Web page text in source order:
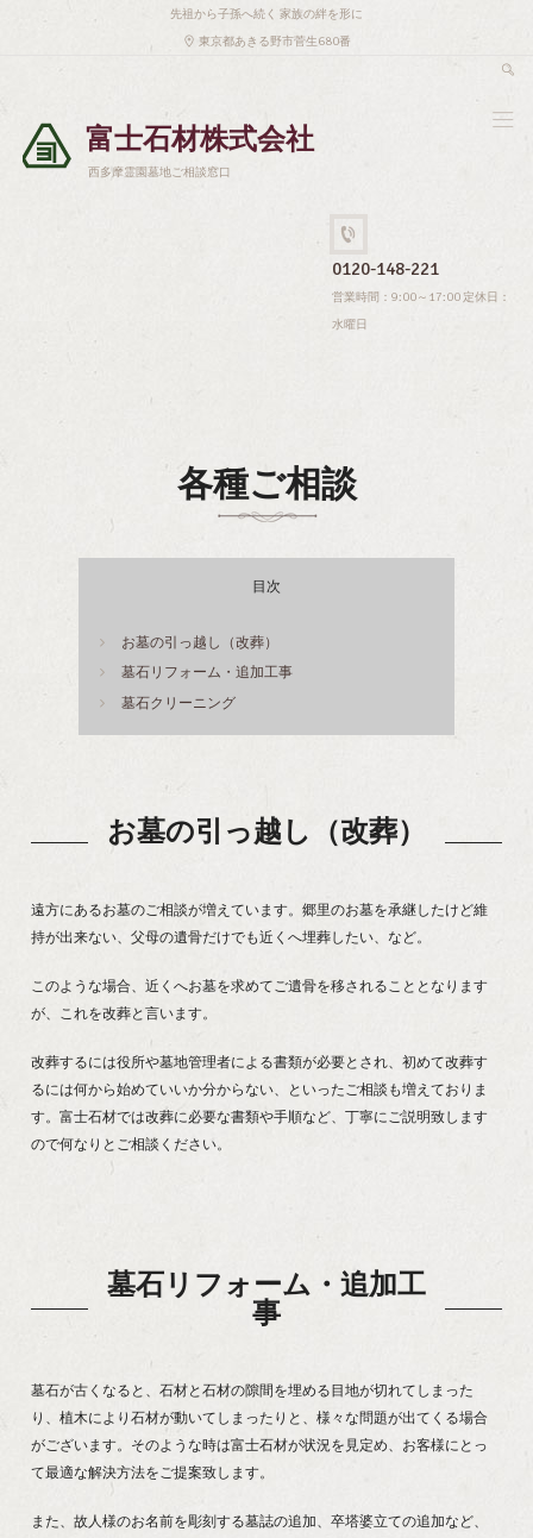
先祖から子孫へ続く 家族の絆を形に
東京都あきる野市菅生680番
富士石材株式会社
西多摩霊園墓地ご相談窓口
0120-148-221
営業時間：9:00～17:00 定休日：
水曜日
各種ご相談
目次
お墓の引っ越し（改葬）
墓石リフォーム・追加工事
墓石クリーニング
お墓の引っ越し（改葬）
遠方にあるお墓のご相談が増えています。郷里のお墓を承継したけど維
持が出来ない、父母の遺骨だけでも近くへ埋葬したい、など。
このような場合、近くへお墓を求めてご遺骨を移されることとなります
が、これを改葬と言います。
改葬するには役所や墓地管理者による書類が必要とされ、初めて改葬す
るには何から始めていいか分からない、といったご相談も増えておりま
す。富士石材では改葬に必要な書類や手順など、丁寧にご説明致します
ので何なりとご相談ください。
墓石リフォーム・追加工
事
墓石が古くなると、石材と石材の隙間を埋める目地が切れてしまった
り、植木により石材が動いてしまったりと、様々な問題が出てくる場合
がございます。そのような時は富士石材が状況を見定め、お客様にとっ
て最適な解決方法をご提案致します。
また、故人様のお名前を彫刻する墓誌の追加、卒塔婆立ての追加など、